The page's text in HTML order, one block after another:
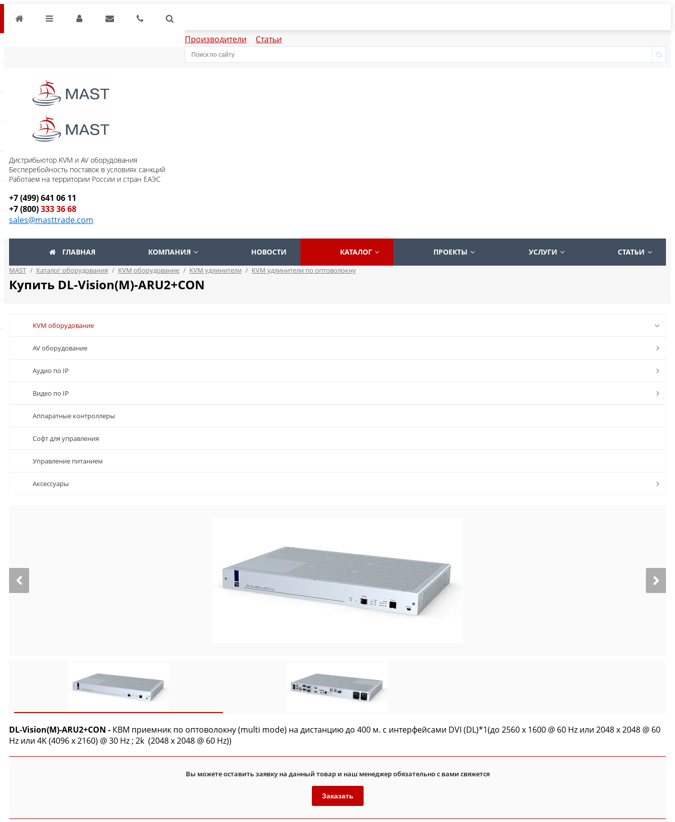
Производители Статьи
Дистрибьютор KVM и AV оборудования
Бесперебойность поставок в условиях санкций
Работаем на территории России и стран ЕАЭС
+7 (499) 641 06 11
+7 (800)333 36 68
sales@masttrade.com
ГЛАВНАЯ КОМПАНИЯ НОВОСТИ КАТАЛОГ ПРОЕКТЫ УСЛУГИ СТАТЬИ
MAST / Каталог оборудования / KVM оборудование / KVM удлинители / KVM удлинители по оптоволокну
Купить DL-Vision(M)-ARU2+CON
KVM оборудование
AV оборудование
Аудио по IP
Видео по IP
Аппаратные контроллеры
Софт для управления
Управление питанием
Аксессуары
DL-Vision(M)-ARU2+CON - КВМ приемник по оптоволокну (multi mode) на дистанцию до 400 м. с интерфейсами DVI (DL)*1(до 2560 x 1600 @ 60 Hz или 2048 x 2048 @ 60
Hz или 4K (4096 x 2160) @ 30 Hz ; 2k (2048 x 2048 @ 60 Hz))
Вы можете оставить заявку на данный товар и наш менеджер обязательно с вами свяжется
Заказать